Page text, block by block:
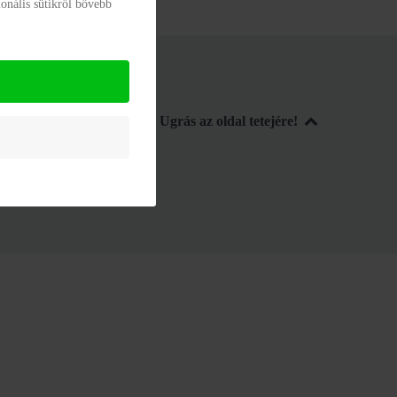
Ugrás az oldal tetejére!
sütikről bővebb